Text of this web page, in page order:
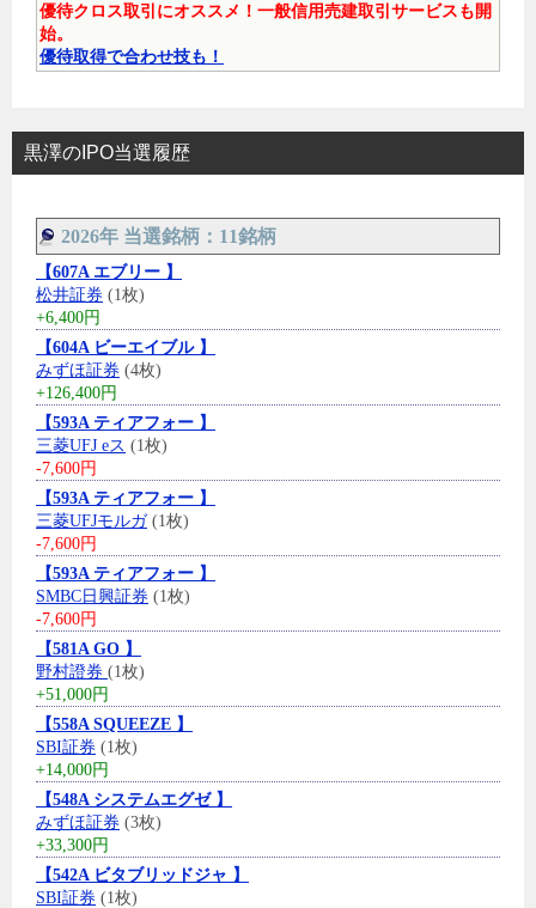
優待クロス取引にオススメ！一般信用売建取引サービスも開
始。
優待取得で合わせ技も！
黒澤のIPO当選履歴
2026年 当選銘柄：11銘柄
【607A エブリー 】
松井証券 (1枚)
+6,400円
【604A ビーエイブル 】
みずほ証券 (4枚)
+126,400円
【593A ティアフォー 】
三菱UFJ eス (1枚)
-7,600円
【593A ティアフォー 】
三菱UFJモルガ(1枚)
-7,600円
【593A ティアフォー 】
SMBC日興証券 (1枚)
-7,600円
【581A GO 】
野村證券 (1枚)
+51,000円
【558A SQUEEZE 】
SBI証券 (1枚)
+14,000円
【548A システムエグゼ 】
みずほ証券 (3枚)
+33,300円
【542A ビタブリッドジャ 】
SBI証券 (1枚)